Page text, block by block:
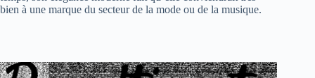
bien à une marque du secteur de la mode ou de la musique.